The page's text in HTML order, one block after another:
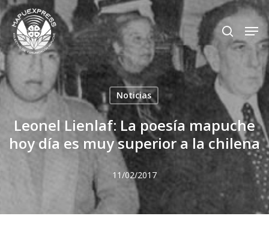
Skip
to
main
content
search
Noticias
Leonel Lienlaf: La poesía mapuche
hoy día es muy superior a la chilena
11/02/2017
Close
Menu